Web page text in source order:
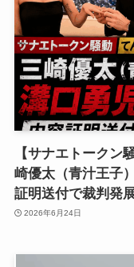
【サナエトークン
崎優太（青汁王子
証明送付で裁判発
2026年6月24日